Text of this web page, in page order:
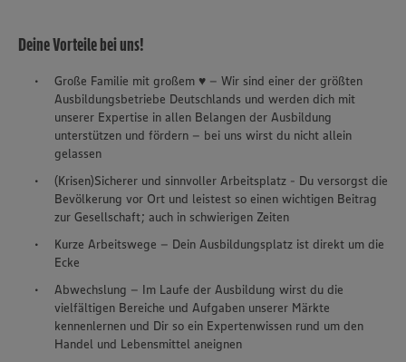
Deine Vorteile bei uns!
Große Familie mit großem ♥ – Wir sind einer der größten
Ausbildungsbetriebe Deutschlands und werden dich mit
unserer Expertise in allen Belangen der Ausbildung
unterstützen und fördern – bei uns wirst du nicht allein
gelassen
(Krisen)Sicherer und sinnvoller Arbeitsplatz - Du versorgst die
Bevölkerung vor Ort und leistest so einen wichtigen Beitrag
zur Gesellschaft; auch in schwierigen Zeiten
Kurze Arbeitswege – Dein Ausbildungsplatz ist direkt um die
Ecke
Abwechslung – Im Laufe der Ausbildung wirst du die
vielfältigen Bereiche und Aufgaben unserer Märkte
kennenlernen und Dir so ein Expertenwissen rund um den
Handel und Lebensmittel aneignen